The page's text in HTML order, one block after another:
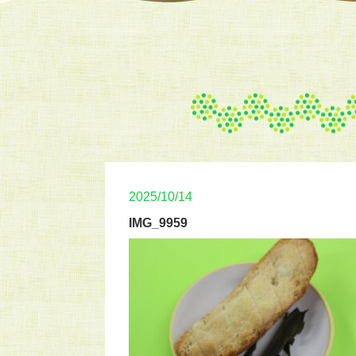
2025/10/14
IMG_9959